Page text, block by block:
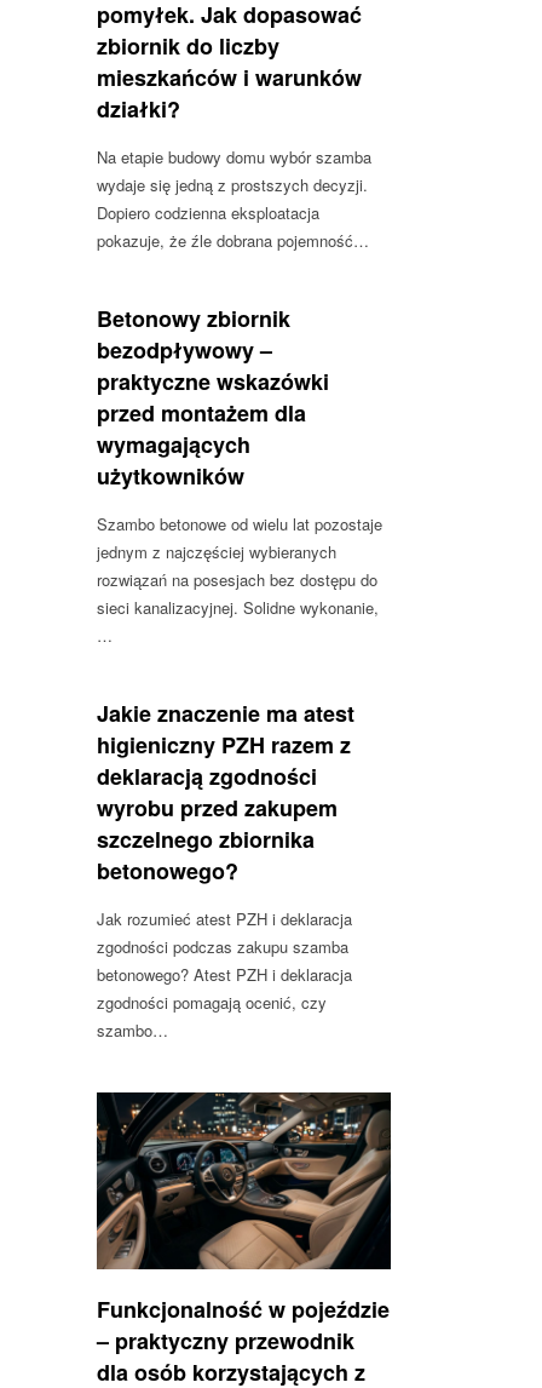
pomyłek. Jak dopasować
zbiornik do liczby
mieszkańców i warunków
działki?
Na etapie budowy domu wybór szamba
wydaje się jedną z prostszych decyzji.
Dopiero codzienna eksploatacja
pokazuje, że źle dobrana pojemność…
Betonowy zbiornik
bezodpływowy –
praktyczne wskazówki
przed montażem dla
wymagających
użytkowników
Szambo betonowe od wielu lat pozostaje
jednym z najczęściej wybieranych
rozwiązań na posesjach bez dostępu do
sieci kanalizacyjnej. Solidne wykonanie,
…
Jakie znaczenie ma atest
higieniczny PZH razem z
deklaracją zgodności
wyrobu przed zakupem
szczelnego zbiornika
betonowego?
Jak rozumieć atest PZH i deklaracja
zgodności podczas zakupu szamba
betonowego? Atest PZH i deklaracja
zgodności pomagają ocenić, czy
szambo…
Funkcjonalność w pojeździe
– praktyczny przewodnik
dla osób korzystających z